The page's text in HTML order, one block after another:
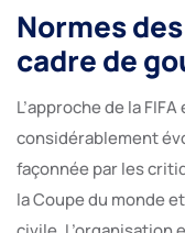
Normes
cadre de
L’approche de la
considérablement
façonnée par les
la Coupe du monde